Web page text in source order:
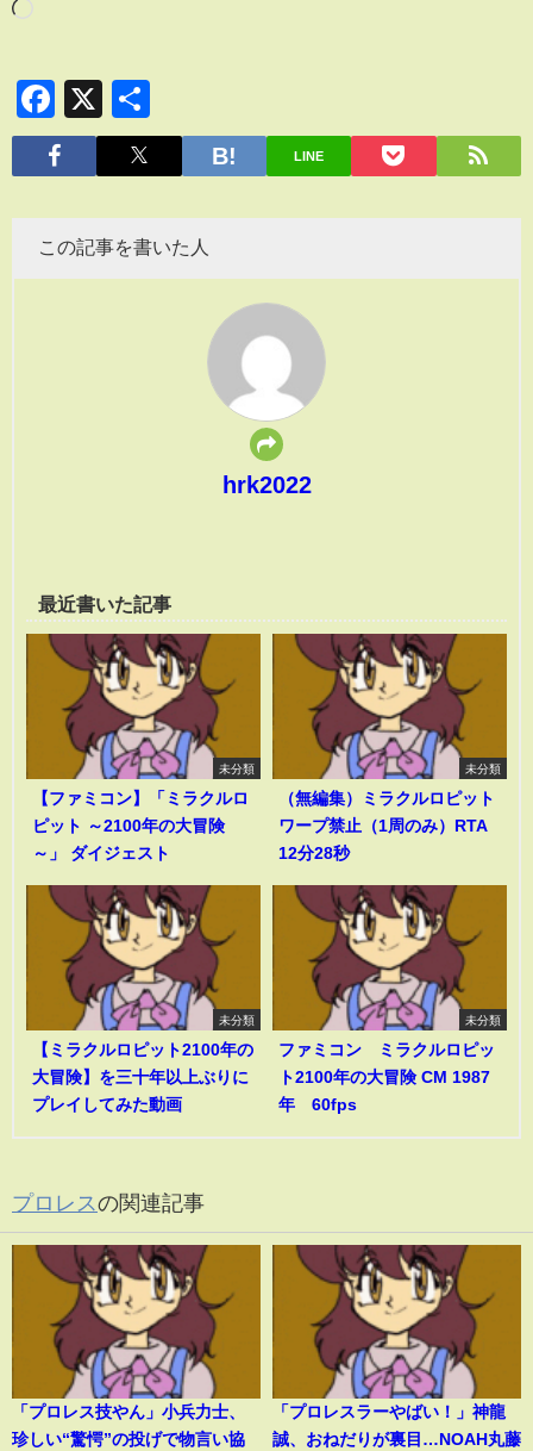
Facebook
X
有
LINE
この記事を書いた人
hrk2022
最近書いた記事
未分類
【ファミコン】「ミラクルロ
ピット ～2100年の大冒険
～」 ダイジェスト
未分類
（無編集）ミラクルロピット
ワープ禁止（1周のみ）RTA
12分28秒
未分類
【ミラクルロピット2100年の
大冒険】を三十年以上ぶりに
プレイしてみた動画
未分類
ファミコン ミラクルロピッ
ト2100年の大冒険 CM 1987
年 60fps
プロレスの関連記事
「プロレス技やん」小兵力士、
珍しい“驚愕”の投げで物言い協
「プロレスラーやばい！」神龍
誠、おねだりが裏目…NOAH丸藤